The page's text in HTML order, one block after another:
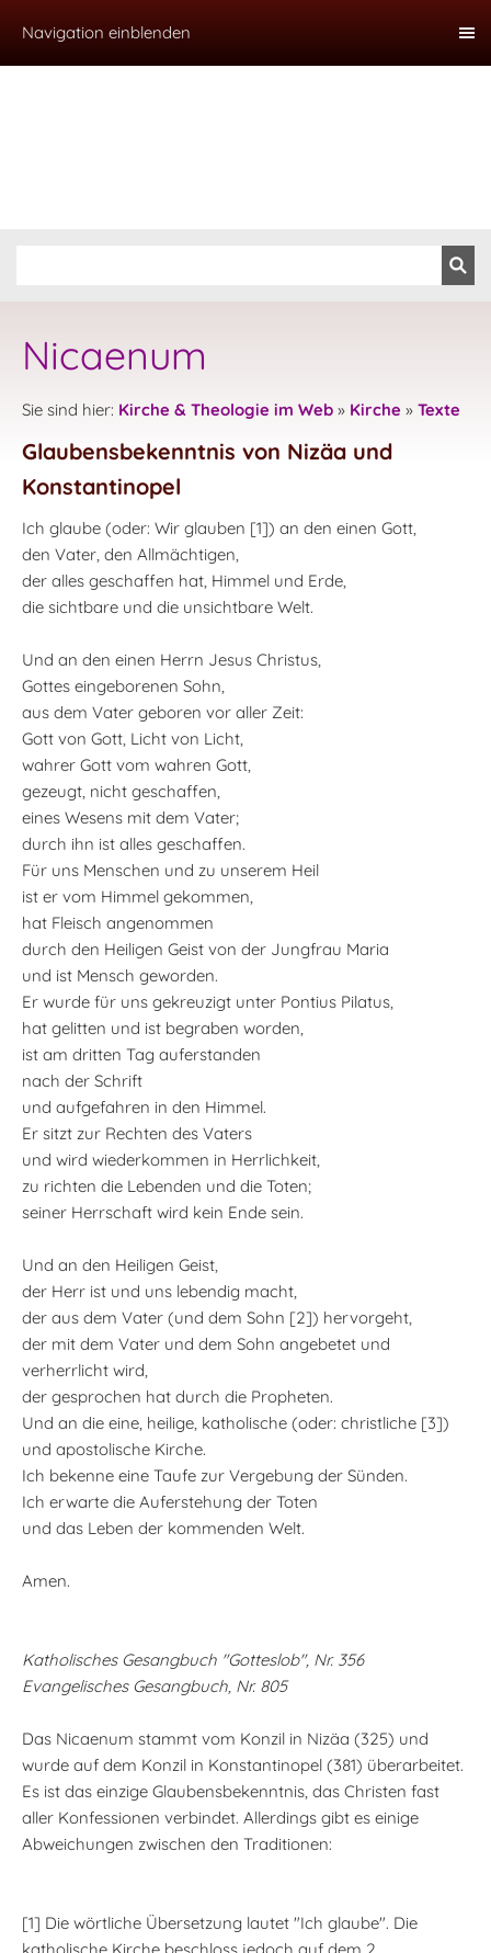
Navigation einblenden
Nicaenum
Sie sind hier: Kirche & Theologie im Web » Kirche » Texte
Glaubensbekenntnis von Nizäa und
Konstantinopel
Ich glaube (oder: Wir glauben [1]) an den einen Gott,
den Vater, den Allmächtigen,
der alles geschaffen hat, Himmel und Erde,
die sichtbare und die unsichtbare Welt.
Und an den einen Herrn Jesus Christus,
Gottes eingeborenen Sohn,
aus dem Vater geboren vor aller Zeit:
Gott von Gott, Licht von Licht,
wahrer Gott vom wahren Gott,
gezeugt, nicht geschaffen,
eines Wesens mit dem Vater;
durch ihn ist alles geschaffen.
Für uns Menschen und zu unserem Heil
ist er vom Himmel gekommen,
hat Fleisch angenommen
durch den Heiligen Geist von der Jungfrau Maria
und ist Mensch geworden.
Er wurde für uns gekreuzigt unter Pontius Pilatus,
hat gelitten und ist begraben worden,
ist am dritten Tag auferstanden
nach der Schrift
und aufgefahren in den Himmel.
Er sitzt zur Rechten des Vaters
und wird wiederkommen in Herrlichkeit,
zu richten die Lebenden und die Toten;
seiner Herrschaft wird kein Ende sein.
Und an den Heiligen Geist,
der Herr ist und uns lebendig macht,
der aus dem Vater (und dem Sohn [2]) hervorgeht,
der mit dem Vater und dem Sohn angebetet und
verherrlicht wird,
der gesprochen hat durch die Propheten.
Und an die eine, heilige, katholische (oder: christliche [3])
und apostolische Kirche.
Ich bekenne eine Taufe zur Vergebung der Sünden.
Ich erwarte die Auferstehung der Toten
und das Leben der kommenden Welt.
Amen.
Katholisches Gesangbuch "Gotteslob", Nr. 356
Evangelisches Gesangbuch, Nr. 805
Das Nicaenum stammt vom Konzil in Nizäa (325) und
wurde auf dem Konzil in Konstantinopel (381) überarbeitet.
Es ist das einzige Glaubensbekenntnis, das Christen fast
aller Konfessionen verbindet. Allerdings gibt es einige
Abweichungen zwischen den Traditionen:
[1] Die wörtliche Übersetzung lautet "Ich glaube". Die